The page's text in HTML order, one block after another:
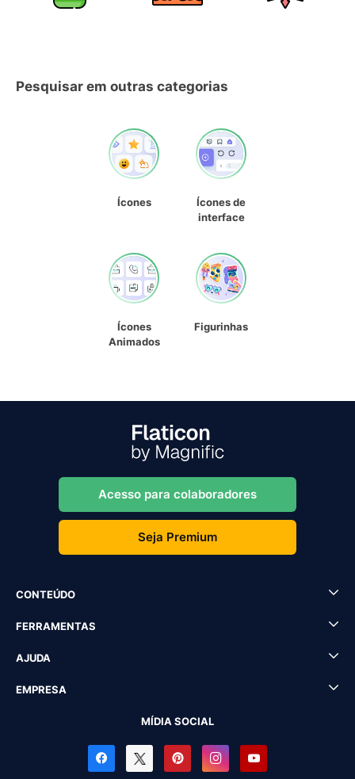
Pesquisar em outras categorias
Ícones
Ícones de
interface
Ícones
Animados
Figurinhas
Acesso para colaboradores
Seja Premium
CONTEÚDO
FERRAMENTAS
AJUDA
EMPRESA
MÍDIA SOCIAL